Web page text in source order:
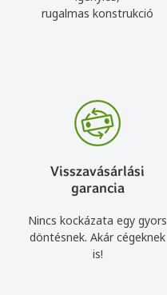
rugalmas konstrukció
Visszavásárlási
garancia
Nincs kockázata egy gyors
döntésnek. Akár cégeknek
is!